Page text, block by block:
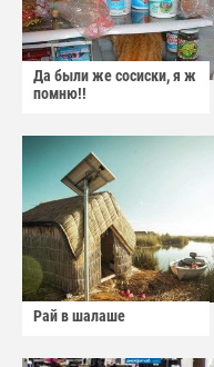
Да были же сосиски, я ж
помню!!
Рай в шалаше